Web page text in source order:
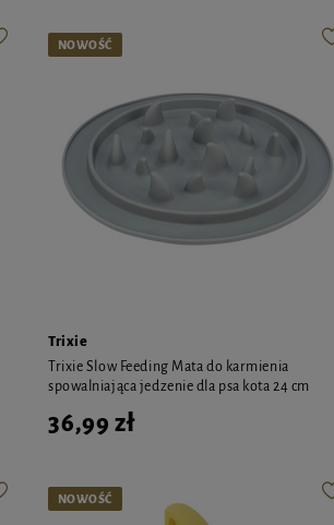
NOWOŚĆ
Trixie
Trixie Slow Feeding Mata do karmienia
spowalniająca jedzenie dla psa kota 24 cm
36,99 zł
NOWOŚĆ